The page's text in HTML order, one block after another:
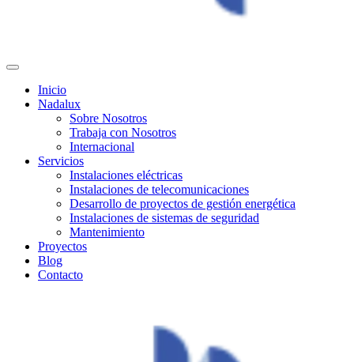
Inicio
Nadalux
Sobre Nosotros
Trabaja con Nosotros
Internacional
Servicios
Instalaciones eléctricas
Instalaciones de telecomunicaciones
Desarrollo de proyectos de gestión energética
Instalaciones de sistemas de seguridad
Mantenimiento
Proyectos
Blog
Contacto